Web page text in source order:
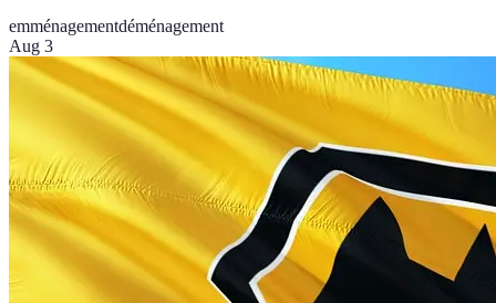
emménagementdéménagement
Aug 3